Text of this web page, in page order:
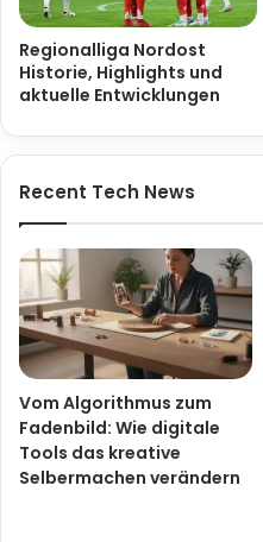
Regionalliga Nordost
Historie, Highlights und
aktuelle Entwicklungen
Recent Tech News
Vom Algorithmus zum
Fadenbild: Wie digitale
Tools das kreative
Selbermachen verändern